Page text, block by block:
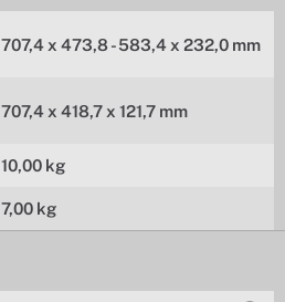
707,4 x 473,8 - 583,4 x 232,0 mm
707,4 x 418,7 x 121,7 mm
10,00 kg
7,00 kg